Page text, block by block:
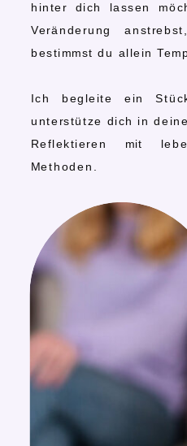
hinter dich lassen
Veränderung
bestimmst du allein
Ich begleite ein
unterstütze dich in
Reflektieren mit
Methoden.